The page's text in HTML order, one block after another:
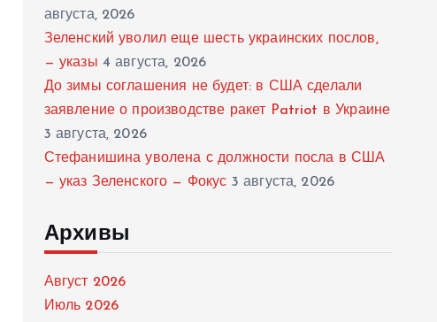
августа, 2026
Зеленский уволил еще шесть украинских послов,
— указы 4 августа, 2026
До зимы соглашения не будет: в США сделали
заявление о производстве ракет Patriot в Украине
3 августа, 2026
Стефанишина уволена с должности посла в США
— указ Зеленского — Фокус 3 августа, 2026
Архивы
Август 2026
Июль 2026